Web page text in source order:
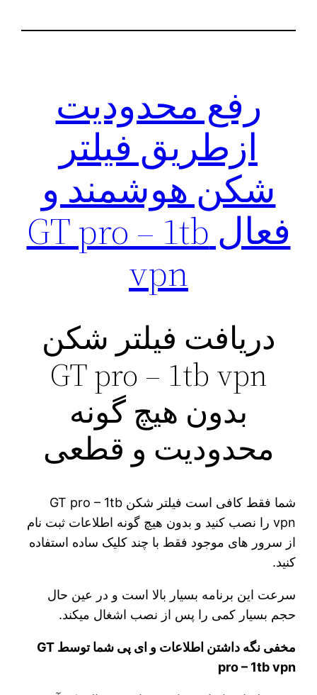
رفع محدودیت
ازطریق فیلتر
شکن هوشمند و
فعال GT pro – 1tb
vpn
دریافت فیلتر شکن
GT pro – 1tb vpn
بدون هیچ گونه
محدودیت و قطعی
شما فقط کافی است فیلتر شکن GT pro – 1tb
vpn را نصب کنید و بدون هیچ گونه اطلاعات ثبت نام
از سرور های موجود فقط با چند کلیک ساده استفاده
کنید.
سرعت این برنامه بسیار بالا است و در عین حال
حجم بسیار کمی را پس از نصب اشغال میکند.
مخفی نگه داشتن اطلاعات و ای پی شما توسط GT
pro – 1tb vpn